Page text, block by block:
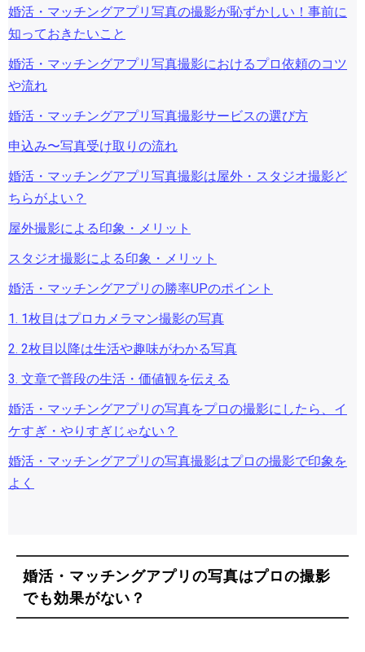
婚活・マッチングアプリ写真の撮影が恥ずかしい！事前に
知っておきたいこと
婚活・マッチングアプリ写真撮影におけるプロ依頼のコツ
や流れ
婚活・マッチングアプリ写真撮影サービスの選び方
申込み〜写真受け取りの流れ
婚活・マッチングアプリ写真撮影は屋外・スタジオ撮影ど
ちらがよい？
屋外撮影による印象・メリット
スタジオ撮影による印象・メリット
婚活・マッチングアプリの勝率UPのポイント
1. 1枚目はプロカメラマン撮影の写真
2. 2枚目以降は生活や趣味がわかる写真
3. 文章で普段の生活・価値観を伝える
婚活・マッチングアプリの写真をプロの撮影にしたら、イ
ケすぎ・やりすぎじゃない？
婚活・マッチングアプリの写真撮影はプロの撮影で印象を
よく
婚活・マッチングアプリの写真はプロの撮影
でも効果がない？